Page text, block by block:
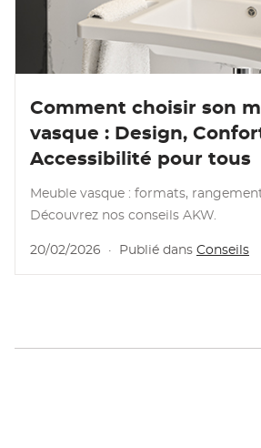
Comment choisir son
vasque : Design,
Accessibilité pour tous
Meuble vasque : formats,
Découvrez nos conseils AKW.
20/02/2026 · Publié dans Conseils